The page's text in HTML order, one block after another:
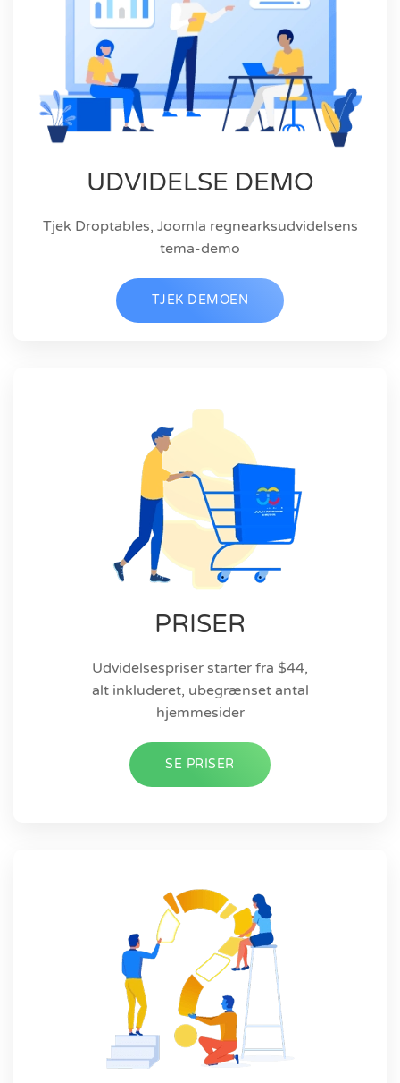
UDVIDELSE DEMO
Tjek Droptables, Joomla regnearksudvidelsens
tema-demo
TJEK DEMOEN
PRISER
Udvidelsespriser starter fra $44,
alt inkluderet, ubegrænset antal
hjemmesider
SE PRISER